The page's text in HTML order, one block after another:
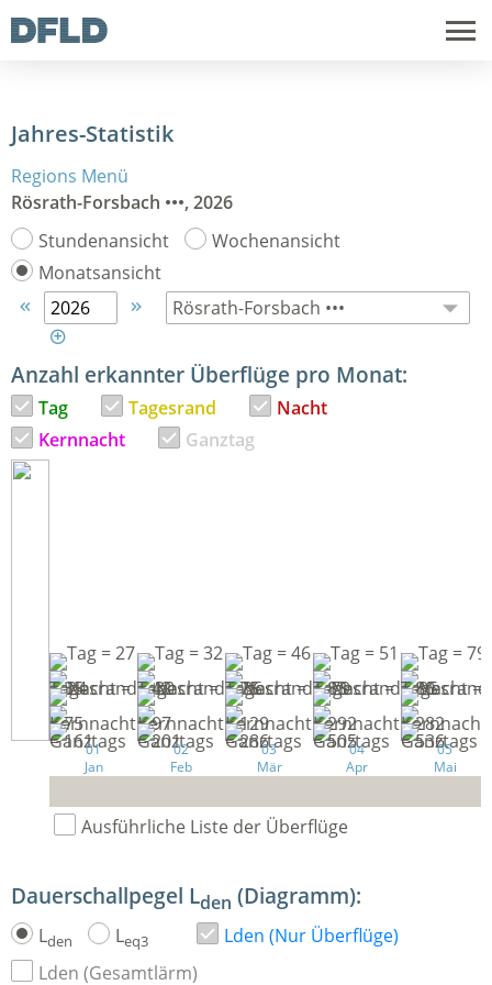
Jahres-Statistik
Regions Menü
Rösrath-Forsbach •••, 2026
Stundenansicht
Wochenansicht
Monatsansicht



Anzahl erkannter Überflüge pro Monat:
Tag Tagesrand
Nacht
Kernnacht
Ganztag
01
Jan
02
Feb
03
Mär
04
Apr
05
Mai
Ausführliche Liste der Überflüge
Dauerschallpegel Lden (Diagramm):
Lden Leq3
Lden (Nur Überflüge)
Lden (Gesamtlärm)